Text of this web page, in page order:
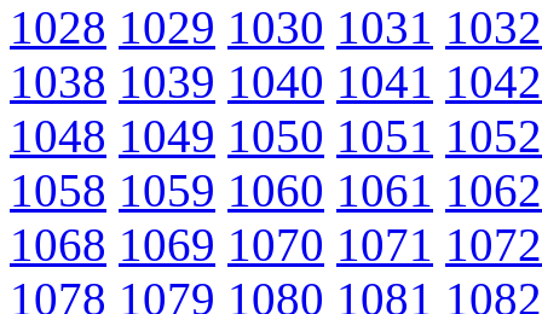
1028 1029 1030 1031 1032
1038 1039 1040 1041 1042
1048 1049 1050 1051 1052
1058 1059 1060 1061 1062
1068 1069 1070 1071 1072
1078 1079 1080 1081 1082